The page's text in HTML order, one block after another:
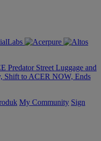
Predator Street Luggage and
Shift to ACER NOW, Ends
My Community Sign